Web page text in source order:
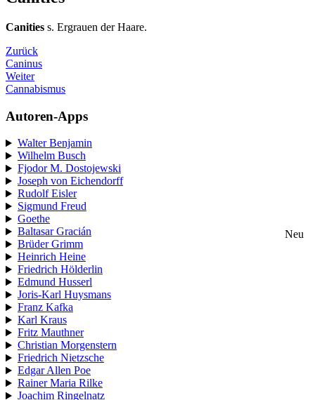
Canities s. Ergrauen der Haare.
Zurück
Caninus
Weiter
Cannabismus
Autoren-Apps
Walter Benjamin
Wilhelm Busch
Fjodor M. Dostojewski
Joseph von Eichendorff
Rudolf Eisler
Sigmund Freud
Goethe
Baltasar Gracián
Neu
Brüder Grimm
Heinrich Heine
Friedrich Hölderlin
Edmund Husserl
Joris-Karl Huysmans
Franz Kafka
Karl Kraus
Fritz Mauthner
Christian Morgenstern
Friedrich Nietzsche
Edgar Allen Poe
Rainer Maria Rilke
Joachim Ringelnatz